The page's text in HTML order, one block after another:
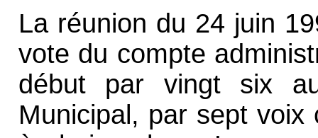
La réunion du 24 juin
vote du compte
début par vingt six
Municipal, par sept